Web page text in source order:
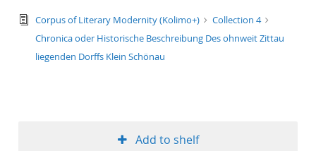
text/tg.edition+tg.aggregation+xml
Corpus of Literary Modernity (Kolimo+)
Collection 4
Chronica oder Historische Beschreibung Des ohnweit Zittau
liegenden Dorffs Klein Schönau
Add to shelf